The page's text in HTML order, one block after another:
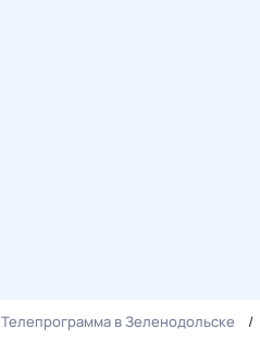
Телепрограмма в Зеленодольске